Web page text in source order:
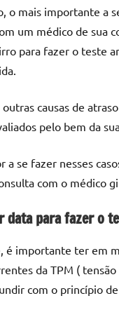
o mais importante a
um médico de sua
para fazer o teste
causas de
pelo bem da
a se fazer nesses
com o médico
data para fazer o
é importante ter em
da TPM (
com o princípio